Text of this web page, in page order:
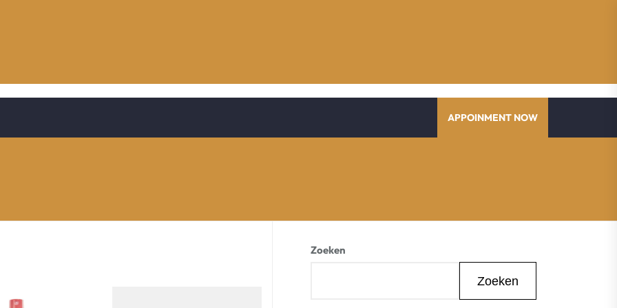
APPOINMENT NOW
Zoeken
Zoeken